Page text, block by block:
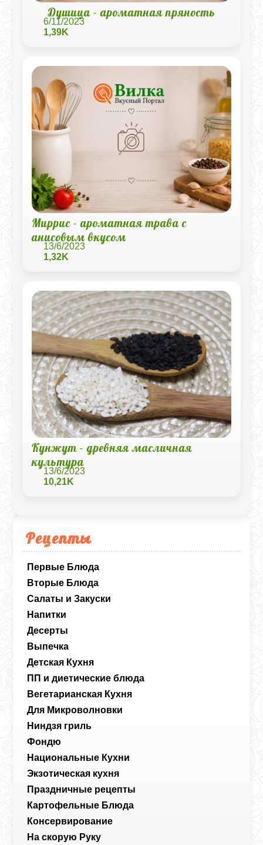
Рецепты
Первые Блюда
Вторые Блюда
Салаты и Закуски
Напитки
Десерты
Выпечка
Детская Кухня
ПП и диетические блюда
Вегетарианская Кухня
Для Микроволновки
Ниндзя гриль
Фондю
Национальные Кухни
Экзотическая кухня
Праздничные рецепты
Картофельные Блюда
Консервирование
На скорую Руку
Душица - ароматная пряность
6/11/2023
1,39K
Миррис - ароматная трава с
анисовым вкусом
13/6/2023
1,32K
Кунжут - древняя масличная
культура
13/6/2023
10,21K